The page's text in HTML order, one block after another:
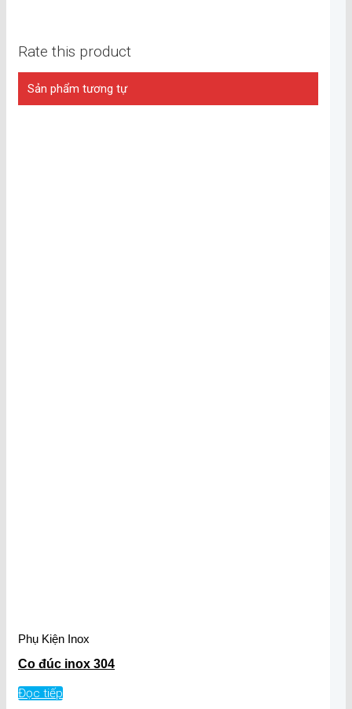
Rate this product
Sản phẩm tương tự
Phụ Kiện Inox
Co đúc inox 304
Đọc tiếp